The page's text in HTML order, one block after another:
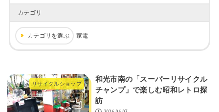
カテゴリ
カテゴリを選ぶ 家電
リサイクルショップ
和光市南の「スーパーリサイクル
チャンプ」で楽しむ昭和レトロ探
訪